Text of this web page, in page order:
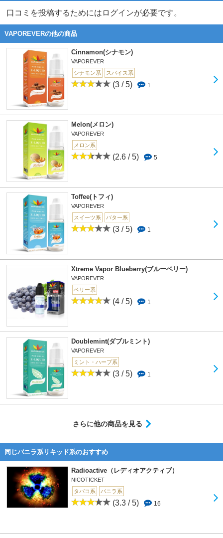
口コミを投稿するためにはログインが必要です。
VAPOREVERの他の商品
Cinnamon(シナモン)
VAPOREVER
シナモン系
スパイス系
(3 / 5) 1
Melon(メロン)
VAPOREVER
メロン系
(2.6 / 5) 5
Toffee(トフィ)
VAPOREVER
スイーツ系
バター系
(3 / 5) 1
Xtreme Vapor Blueberry(ブルーベリー)
VAPOREVER
ベリー系
(4 / 5) 1
Doublemint(ダブルミント)
VAPOREVER
ミント・ハーブ系
(3 / 5) 1
さらに他の商品を見る
同じバニラ系リキッド系のおすすめ
Radioactive（レディオアクティブ）
NICOTICKET
タバコ系
バニラ系
(3.3 / 5) 16